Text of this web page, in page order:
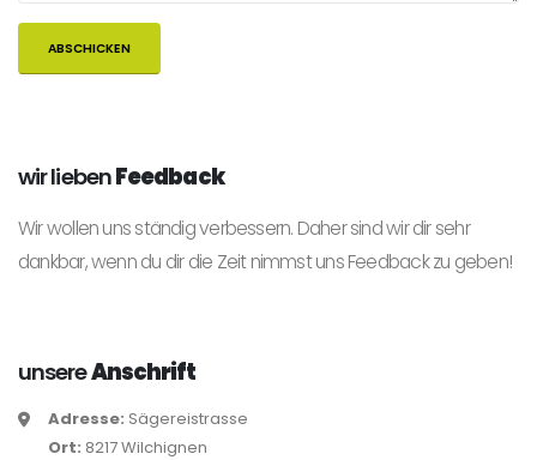
wir liebenFeedback
Wir wollen uns ständig verbessern. Daher sind wir dir sehr
dankbar, wenn du dir die Zeit nimmst uns Feedback zu geben!
unsereAnschrift
Adresse: Sägereistrasse
Ort: 8217 Wilchignen